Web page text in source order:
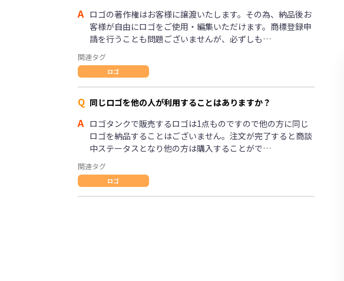
A ロゴの著作権はお客様に譲渡いたします。その為、納品後お
客様が自由にロゴをご使用・編集いただけます。商標登録申
請を行うことも問題ございませんが、必ずしも…
関連タグ
ロゴ
Q 同じロゴを他の人が利用することはありますか？
A ロゴタンクで販売するロゴは1点ものですので他の方に同じ
ロゴを納品することはございません。注文が完了すると商談
中ステータスとなり他の方は購入することがで…
関連タグ
ロゴ